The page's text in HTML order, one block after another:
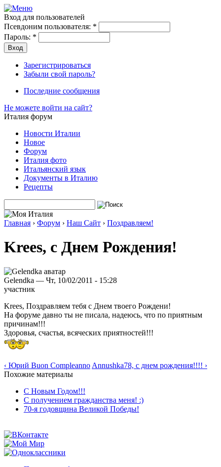
Вход для пользователей
Псевдоним пользователя: *
Пароль: *
Зарегистрироваться
Забыли свой пароль?
Последние сообщения
Не можете войти на сайт?
Италия форум
Новости Италии
Новое
Форум
Италия фото
Итальянский язык
Документы в Италию
Рецепты
Главная › Форум › Наш Сайт › Поздравляем!
Krees, с Днем Рождения!
Gelendka — Чт, 10/02/2011 - 15:28
участник
Krees, Поздравляем тебя с Днем твоего Рождени!
На форуме давно ты не писала, надеюсь, что по приятным
причинам!!!
Здоровья, счастья, всяческих приятностей!!!
‹ Юрий Buon Compleanno Annushka78, с днем рождения!!!! ›
Похожие материалы
С Новым Годом!!!
С получением гражданства меня! :)
70-я годовщина Великой Победы!